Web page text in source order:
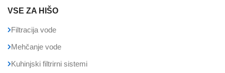
VSE ZA HIŠO
Filtracija vode
Mehčanje vode
Kuhinjski filtrirni sistemi